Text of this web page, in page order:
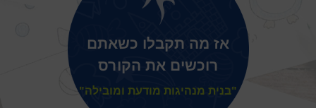
אז מה תקבלו כשאתם
רוכשים את הקורס
"בנית מנהיגות מודעת ומובילה"